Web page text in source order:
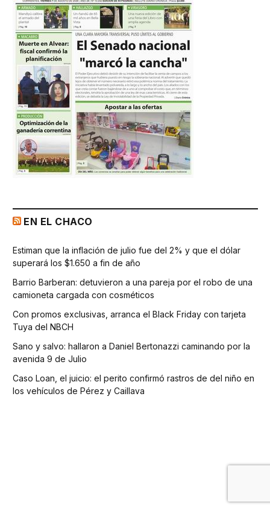
EN EL CHACO
Estiman que la inflación de julio fue del 2% y que el dólar
superará los $1.650 a fin de año
Barrio Barberan: detuvieron a una pareja por el robo de una
camioneta cargada con cosméticos
Con promos exclusivas, arranca el Black Friday con tarjeta
Tuya del NBCH
Sano y salvo: hallaron a Daniel Bertonazzi caminando por la
avenida 9 de Julio
Caso Loan, el juicio: el perito confirmó rastros de del niño en
los vehículos de Pérez y Caillava